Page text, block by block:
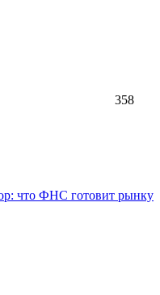
358
что ФНС готовит рынку